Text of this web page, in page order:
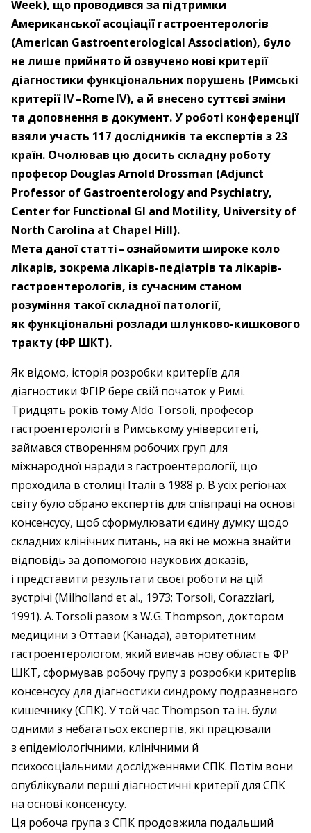
Week), що проводився за підтримки
Американської асоціації гастроентерологів
(American Gastroenterological Association), було
не лише прийнято й озвучено нові критерії
діагностики функціональних порушень (Римські
критерії IV – ​Rome IV), а й внесено суттєві зміни
та доповнення в документ. У роботі конференції
взяли участь 117 дослідників та експертів з 23
країн. Очолював цю досить складну роботу
професор Douglas Arnold Drossman (Adjunct
Professor of Gastroenterology and Psychiatry,
Center for Functional GI and Motility, University of
North Carolina at Chapel Hill).
Мета даної статті – ​ознайомити широке коло
лікарів, зокрема лікарів-педіатрів та лікарів-
гастроентерологів, із сучасним станом
розуміння такої складної патології,
як функціональні розлади шлунково-кишкового
тракту (ФР ШКТ).
Як відомо, історія розробки критеріїв для
діагностики ФГІР бере свій початок у Римі.
Тридцять років тому Aldo Torsoli, професор
гастроентерології в Римському університеті,
займався створенням робочих груп для
міжнародної наради з гастроентерології, що
проходила в столиці Італії в 1988 р. В усіх регіонах
світу було обрано експертів для співпраці на основі
консенсусу, щоб сформулювати єдину думку щодо
складних клінічних питань, на які не можна знайти
відповідь за допомогою наукових доказів,
і представити результати своєї роботи на цій
зустрічі (Milholland et al., 1973; Torsoli, Corazziari,
1991). А. Torsoli разом з W. G. Thompson, доктором
медицини з Оттави (Канада), авторитетним
гастроентерологом, який вивчав нову область ФР
ШКТ, сформував робочу групу з розробки критеріїв
консенсусу для діагностики синдрому подразненого
кишечнику (СПК). У той час Thompson та ін. були
одними з небагатьох експертів, які працювали
з епідеміологічними, клінічними й
психосоціальними дослідженнями СПК. Потім вони
опублікували перші діагностичні критерії для СПК
на основі консенсусу.
Ця робоча група з СПК продовжила подальший